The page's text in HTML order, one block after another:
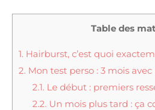
Table des
1. Hairburst, c’est quoi
2. Mon test perso : 3 mois
2.1.Le début : premiers
2.2.Un mois plus tard : ça